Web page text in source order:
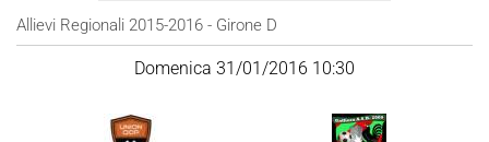
Allievi Regionali 2015-2016 - Girone D
Domenica 31/01/2016 10:30